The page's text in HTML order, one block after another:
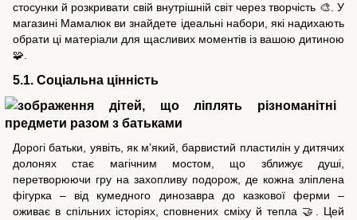
стосунки й розкривати свій внутрішній світ через творчість 🎨. У
магазині Мамалюк ви знайдете ідеальні набори, які надихають
обрати ці матеріали для щасливих моментів із вашою дитиною
🧩.
5.1. Соціальна цінність
Дорогі батьки, уявіть, як м’який, барвистий пластилін у дитячих
долонях стає магічним мостом, що зближує душі,
перетворюючи гру на захопливу подорож, де кожна зліплена
фігурка – від кумедного динозавра до казкової ферми –
оживає в спільних історіях, сповнених сміху й тепла 🤝. Цей